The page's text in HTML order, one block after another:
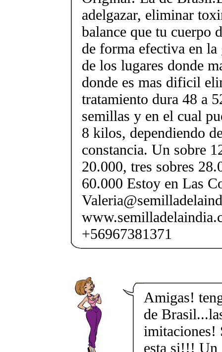
adelgazar, eliminar
balance que tu cuerpo
de forma efectiva en
de los lugares donde
donde es mas dificil
tratamiento dura 48 a
semillas y en el cual
8 kilos, dependiendo
constancia. Un sobre
20.000, tres sobres
60.000 Estoy en Las
+56967381371
Amigas!
de
imitaciones!
esta si!!! Un